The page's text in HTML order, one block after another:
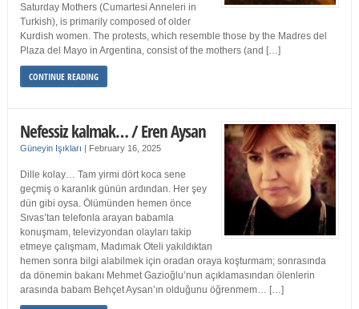
Saturday Mothers (Cumartesi Anneleri in
Turkish), is primarily composed of older
Kurdish women. The protests, which resemble those by the Madres del
Plaza del Mayo in Argentina, consist of the mothers (and […]
CONTINUE READING
Nefessiz kalmak… / Eren Aysan
Güneyin Işıkları | February 16, 2025
Dille kolay… Tam yirmi dört koca sene
geçmiş o karanlık günün ardından. Her şey
dün gibi oysa. Ölümünden hemen önce
Sıvas’tan telefonla arayan babamla
konuşmam, televizyondan olayları takip
etmeye çalışmam, Madımak Oteli yakıldıktan
hemen sonra bilgi alabilmek için oradan oraya koşturmam; sonrasında
da dönemin bakanı Mehmet Gazioğlu’nun açıklamasından ölenlerin
arasında babam Behçet Aysan’ın olduğunu öğrenmem… […]